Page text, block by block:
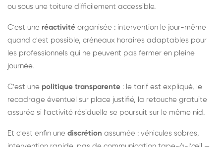
ou sous une toiture difficilement accessible.
C'est une réactivité organisée : intervention le jour-même
quand c'est possible, créneaux horaires adaptables pour
les professionnels qui ne peuvent pas fermer en pleine
journée.
C'est une politique transparente : le tarif est expliqué, le
recadrage éventuel sur place justifié, la retouche gratuite
assurée si l'activité résiduelle se poursuit sur le même nid.
Et c'est enfin une discrétion assumée : véhicules sobres,